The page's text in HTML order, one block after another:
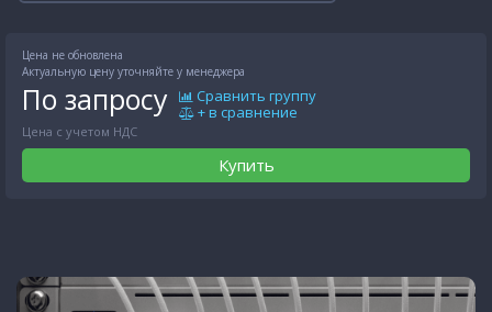
Цена не обновлена
Актуальную цену уточняйте у менеджера
По запросу
Цена с учетом НДС
Сравнить группу
+ в сравнение
Купить